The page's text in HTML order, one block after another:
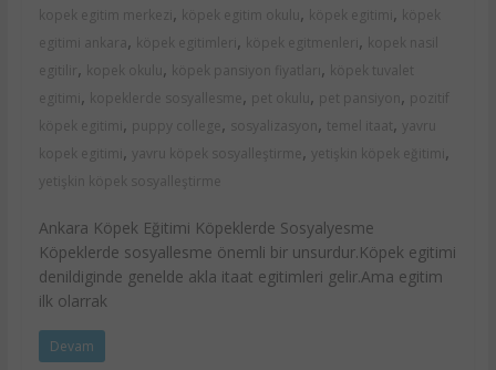
kopek egitim merkezi , köpek egitim okulu , köpek egitimi ,
köpek
egitimi ankara , köpek egitimleri , köpek egitmenleri ,
kopek nasil
egitilir , kopek okulu , köpek pansiyon fiyatları ,
köpek tuvalet
egitimi , kopeklerde sosyallesme , pet okulu , pet pansiyon , pozitif
köpek egitimi , puppy college , sosyalizasyon , temel itaat,
yavru
kopek egitimi , yavru köpek sosyalleştirme , yetişkin köpek eğitimi ,
yetişkin köpek sosyalleştirme
Ankara Köpek Eğitimi Köpeklerde Sosyalyesme
Köpeklerde sosyallesme önemli bir unsurdur.Köpek egitimi
denildiginde genelde akla itaat egitimleri gelir.Ama egitim
ilk olarrak
Devam